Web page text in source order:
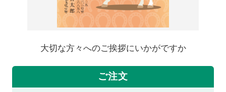
大切な方々へのご挨拶にいかがですか
ご注文